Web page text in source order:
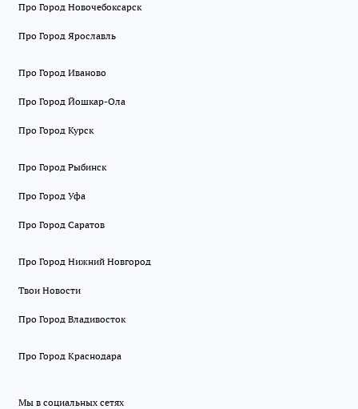
Про Город Новочебоксарск
Про Город Ярославль
Про Город Иваново
Про Город Йошкар-Ола
Про Город Курск
Про Город Рыбинск
Про Город Уфа
Про Город Саратов
Про Город Нижний Новгород
Твои Новости
Про Город Владивосток
Про Город Краснодара
Мы в социальных сетях